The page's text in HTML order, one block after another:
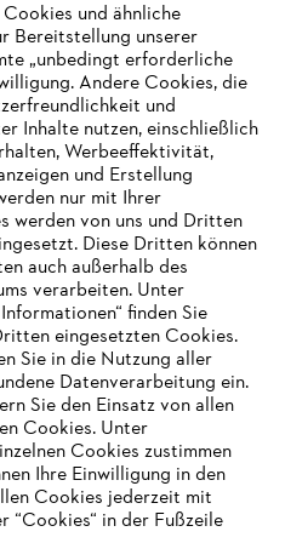
NICHT
und ähnliche
Bereitstellung unserer
„unbedingt erforderliche
Andere Cookies, die
und
Inhalte nutzen, einschließlich
Werbeeffektivität,
und Erstellung
nur mit Ihrer
werden von uns und Dritten
Diese Dritten können
auch außerhalb des
verarbeiten. Unter
finden Sie
eingesetzten Cookies.
Sie in die Nutzung aller
Datenverarbeitung ein.
Sie den Einsatz von allen
Cookies. Unter
Cookies zustimmen
Ihre Einwilligung in den
Cookies jederzeit mit
in der Fußzeile